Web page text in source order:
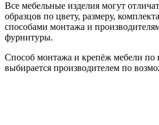
Все мебельные изделия могут
образцов по цвету, размеру,
способами монтажа и
фурнитуры.
Способ монтажа и крепёж мебели по
выбирается производителем по